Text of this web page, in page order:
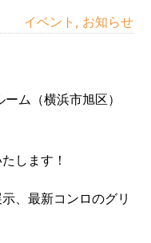
イベント, お知らせ
ム（横浜市旭区）
します！
、最新コンロのグリ